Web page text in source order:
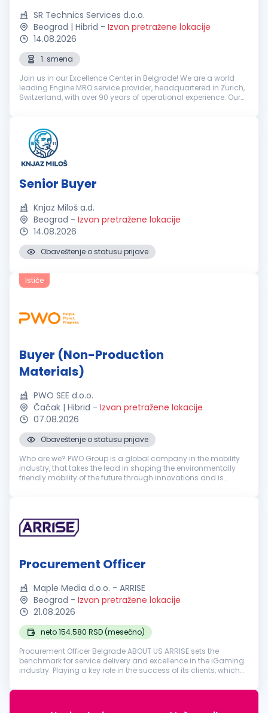
SR Technics Services d.o.o.
Beograd | Hibrid - Izvan pretražene lokacije
14.08.2026
1. smena
Join us in our Excellence Center in Belgrade! We are a world
leading Engine MRO service provider, headquartered in Zurich,
Switzerland, with over 90 years of operational experience. Our
Senior Buyer
Knjaz Miloš a.d.
Beograd - Izvan pretražene lokacije
14.08.2026
Obaveštenje o statusu prijave
Ističe
Buyer (Non-Production
Materials)
PWO SEE d.o.o.
Čačak | Hibrid - Izvan pretražene lokacije
07.08.2026
Obaveštenje o statusu prijave
Who are we? PWO Group is a global company in the mobility
industry, that takes the lead in shaping the environmentally
friendly mobility of the future through innovations and is
Procurement Officer
Maple Media d.o.o. - ARRISE
Beograd - Izvan pretražene lokacije
21.08.2026
neto 154.580 RSD (mesečno)
Procurement Officer Belgrade ABOUT US ARRISE sets the
benchmark for service delivery and excellence in the iGaming
industry. Playing a key role in the success of its clients, which
biggest on...